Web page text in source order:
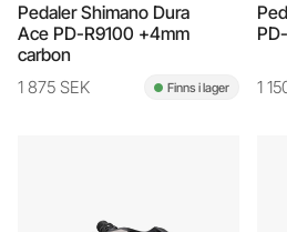
Pedaler Shimano Dura
Ace PD-R9100 +4mm
carbon
1 875 SEK Finns i lager 1